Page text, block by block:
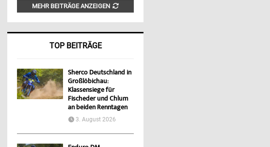
MEHR BEITRÄGE ANZEIGEN
TOP BEITRÄGE
Sherco Deutschland in
Großlöbichau:
Klassensiege für
Fischeder und Chlum
an beiden Renntagen
3. August 2026